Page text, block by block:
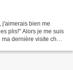
j'aimerais bien me
plis!" Alors je me suis
dernière visite chez